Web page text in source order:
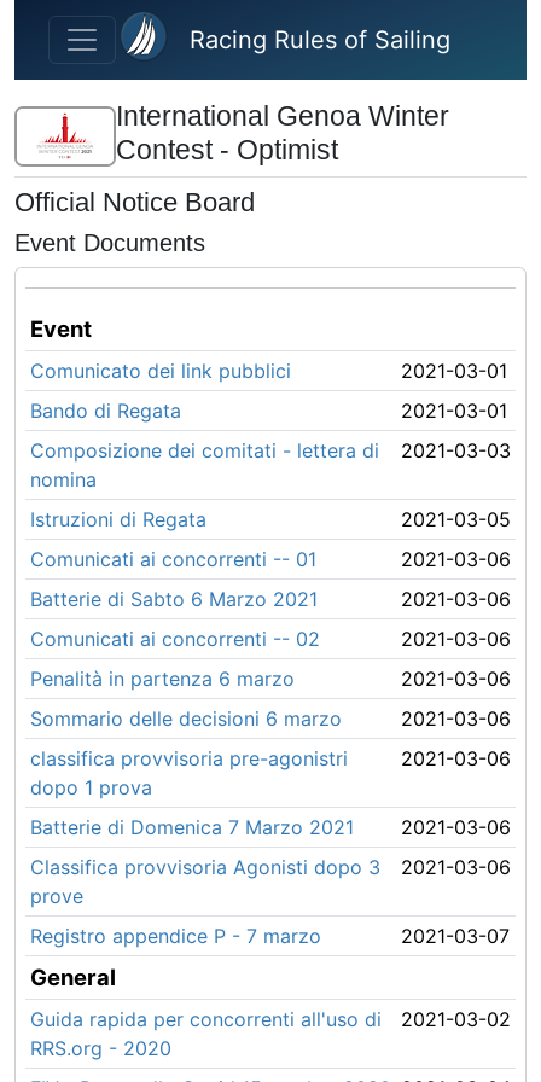
Skip to main content
Racing Rules of Sailing
International Genoa Winter
Contest - Optimist
Official Notice Board
Event Documents
Event
Comunicato dei link pubblici
2021-03-01
Bando di Regata
2021-03-01
Composizione dei comitati - lettera di
nomina
2021-03-03
Istruzioni di Regata
2021-03-05
Comunicati ai concorrenti -- 01
2021-03-06
Batterie di Sabto 6 Marzo 2021
2021-03-06
Comunicati ai concorrenti -- 02
2021-03-06
Penalità in partenza 6 marzo
2021-03-06
Sommario delle decisioni 6 marzo
2021-03-06
classifica provvisoria pre-agonistri
dopo 1 prova
2021-03-06
Batterie di Domenica 7 Marzo 2021
2021-03-06
Classifica provvisoria Agonisti dopo 3
prove
2021-03-06
Registro appendice P - 7 marzo 2021-03-07
General
Guida rapida per concorrenti all'uso di
RRS.org - 2020
2021-03-02